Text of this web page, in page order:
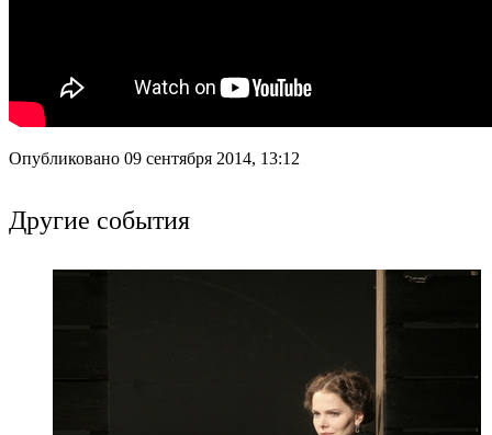
Опубликовано 09 сентября 2014, 13:12
Другие события